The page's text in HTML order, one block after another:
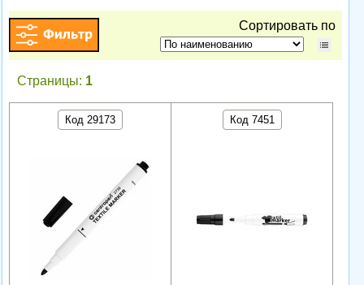
Сортировать по
Страницы: 1
Код 29173 Код 7451